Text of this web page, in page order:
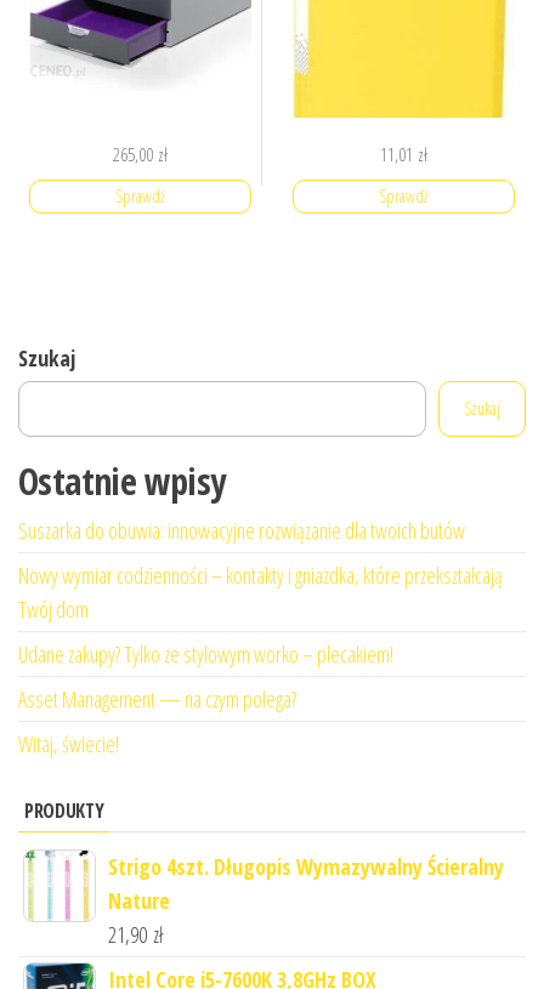
265,00 zł
Sprawdź
11,01 zł
Sprawdź
Szukaj
Szukaj
Ostatnie wpisy
Suszarka do obuwia: innowacyjne rozwiązanie dla twoich butów
Nowy wymiar codzienności – kontakty i gniazdka, które przekształcają
Twój dom
Udane zakupy? Tylko ze stylowym worko – plecakiem!
Asset Management — na czym polega?
Witaj, świecie!
PRODUKTY
Strigo 4szt. Długopis Wymazywalny Ścieralny
Nature
21,90 zł
Intel Core i5-7600K 3,8GHz BOX